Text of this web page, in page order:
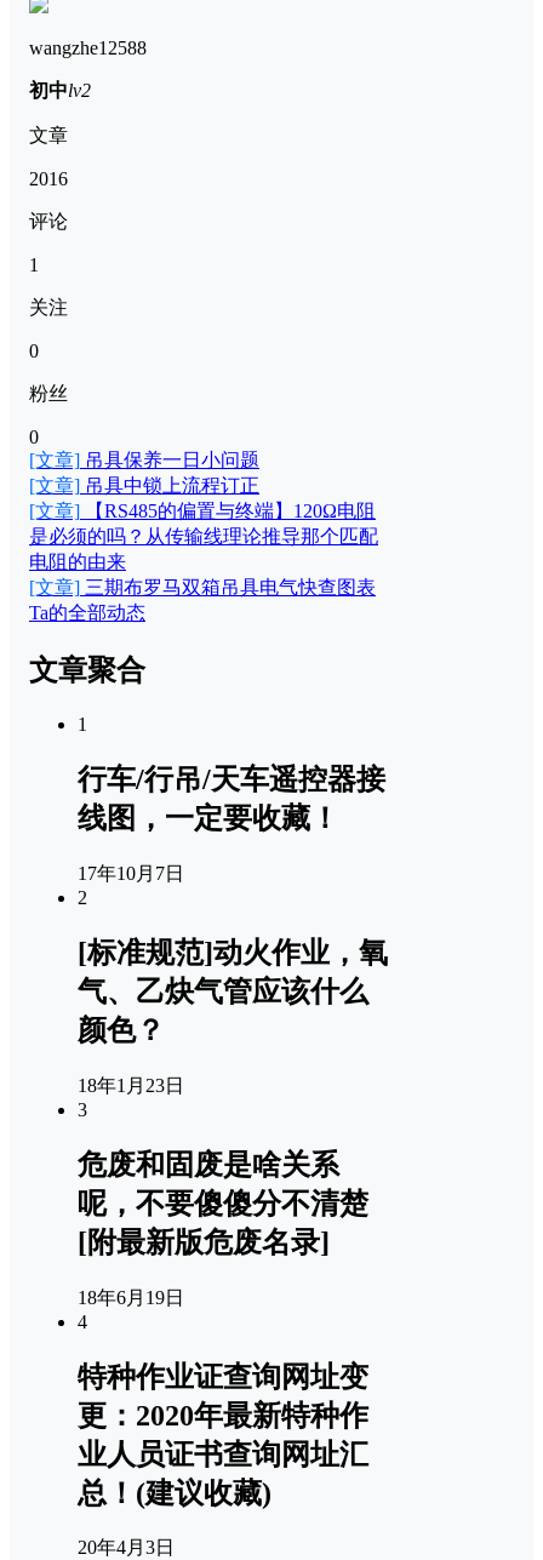
wangzhe12588
初中lv2
文章
2016
评论
1
关注
0
粉丝
0
[文章] 吊具保养一日小问题
[文章] 吊具中锁上流程订正
[文章] 【RS485的偏置与终端】120Ω电阻
是必须的吗？从传输线理论推导那个匹配
电阻的由来
[文章] 三期布罗马双箱吊具电气快查图表
Ta的全部动态
文章聚合
1
行车/行吊/天车遥控器接
线图，一定要收藏！
17年10月7日
2
[标准规范]动火作业，氧
气、乙炔气管应该什么
颜色？
18年1月23日
3
危废和固废是啥关系
呢，不要傻傻分不清楚
[附最新版危废名录]
18年6月19日
4
特种作业证查询网址变
更：2020年最新特种作
业人员证书查询网址汇
总！(建议收藏)
20年4月3日